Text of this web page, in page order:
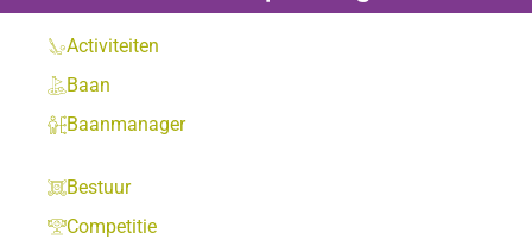
Activiteiten
Baan
Baanmanager
Bestuur
Competitie